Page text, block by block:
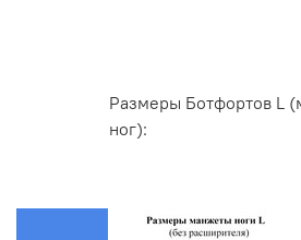
Размеры Ботфортов L
ног):